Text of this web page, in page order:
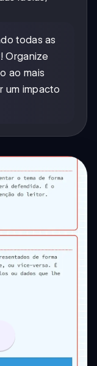
todas as
Organize
ao mais
um impacto